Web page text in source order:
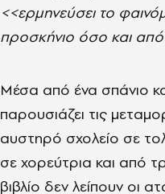
<<ερμηνεύσει το
προσκήνιο όσο και
Μέσα από ένα σπάνιο
παρουσιάζει τις
αυστηρό σχολείο σε
σε χορεύτρια και από
βιβλίο δεν λείπουν οι